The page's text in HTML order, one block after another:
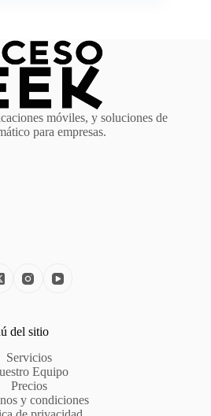
móviles, y soluciones de
para empresas.
del sitio
Servicios
Equipo
Precios
y condiciones